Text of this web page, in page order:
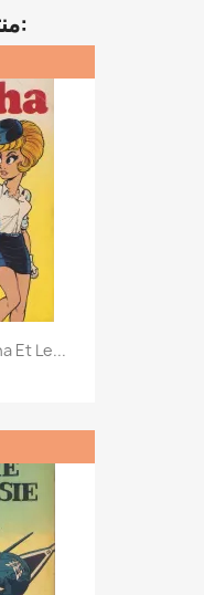
16 منتجات أخرى في نفس الفئة:
Et Le...